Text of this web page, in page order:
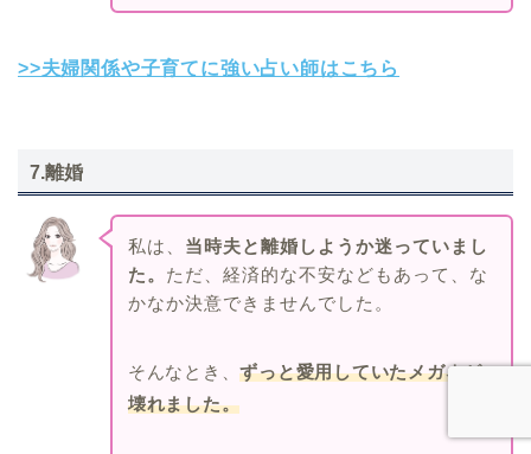
>>夫婦関係や子育てに強い占い師はこちら
7.離婚
私は、 当時夫と離婚しようか迷っていまし
た。 ただ、経済的な不安などもあって、な
かなか決意できませんでした。
そんなとき、ずっと愛用していたメガネが
壊れました。